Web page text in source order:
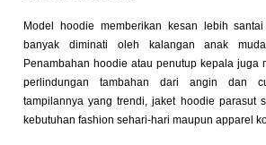
Model hoodie memberikan kesan lebih
banyak diminati oleh kalangan anak
Penambahan hoodie atau penutup kepala juga
perlindungan tambahan dari angin dan
tampilannya yang trendi, jaket hoodie parasut
kebutuhan fashion sehari-hari maupun apparel